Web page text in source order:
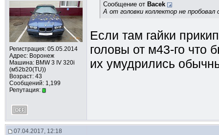
Регистрация: 05.05.2014
Адрес: Воронеж
Машина: BMW 3 IV 320i
(м52b20(TU))
Возраст: 43
Сообщений: 1,199
Репутация:
Сообщение от Bacek
А от головки коллектор не
Если там гайки
головы от м43-го что
их умудрились
07.04.2017, 12:18